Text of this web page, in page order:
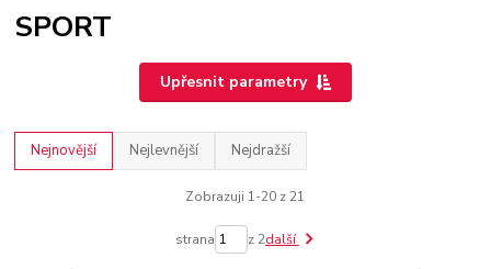
SPORT
Upřesnit parametry
Nejnovější Nejlevnější Nejdražší
Zobrazuji 1-20 z 21
strana z 2další